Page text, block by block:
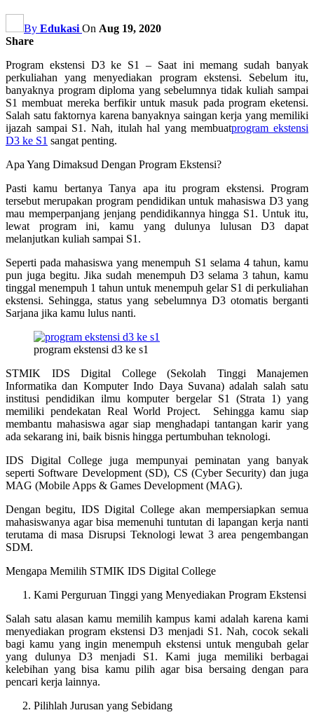
By Edukasi On Aug 19, 2020
Share
Program ekstensi D3 ke S1 – Saat ini memang sudah banyak
perkuliahan yang menyediakan program ekstensi. Sebelum itu,
banyaknya program diploma yang sebelumnya tidak kuliah sampai
S1 membuat mereka berfikir untuk masuk pada program eketensi.
Salah satu faktornya karena banyaknya saingan kerja yang memiliki
ijazah sampai S1. Nah, itulah hal yang membuatprogram ekstensi
D3 ke S1 sangat penting.
Apa Yang Dimaksud Dengan Program Ekstensi?
Pasti kamu bertanya Tanya apa itu program ekstensi. Program
tersebut merupakan program pendidikan untuk mahasiswa D3 yang
mau memperpanjang jenjang pendidikannya hingga S1. Untuk itu,
lewat program ini, kamu yang dulunya lulusan D3 dapat
melanjutkan kuliah sampai S1.
Seperti pada mahasiswa yang menempuh S1 selama 4 tahun, kamu
pun juga begitu. Jika sudah menempuh D3 selama 3 tahun, kamu
tinggal menempuh 1 tahun untuk menempuh gelar S1 di perkuliahan
ekstensi. Sehingga, status yang sebelumnya D3 otomatis berganti
Sarjana jika kamu lulus nanti.
program ekstensi d3 ke s1
STMIK IDS Digital College (Sekolah Tinggi Manajemen
Informatika dan Komputer Indo Daya Suvana) adalah salah satu
institusi pendidikan ilmu komputer bergelar S1 (Strata 1) yang
memiliki pendekatan Real World Project. Sehingga kamu siap
membantu mahasiswa agar siap menghadapi tantangan karir yang
ada sekarang ini, baik bisnis hingga pertumbuhan teknologi.
IDS Digital College juga mempunyai peminatan yang banyak
seperti Software Development (SD), CS (Cyber Security) dan juga
MAG (Mobile Apps & Games Development (MAG).
Dengan begitu, IDS Digital College akan mempersiapkan semua
mahasiswanya agar bisa memenuhi tuntutan di lapangan kerja nanti
terutama di masa Disrupsi Teknologi lewat 3 area pengembangan
SDM.
Mengapa Memilih STMIK IDS Digital College
Kami Perguruan Tinggi yang Menyediakan Program Ekstensi
Salah satu alasan kamu memilih kampus kami adalah karena kami
menyediakan program ekstensi D3 menjadi S1. Nah, cocok sekali
bagi kamu yang ingin menempuh ekstensi untuk mengubah gelar
yang dulunya D3 menjadi S1. Kami juga memiliki berbagai
kelebihan yang bisa kamu pilih agar bisa bersaing dengan para
pencari kerja lainnya.
Pilihlah Jurusan yang Sebidang